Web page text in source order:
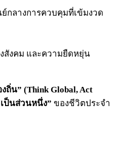
กลางการควบคุมที่เข้มงวด
สังคม และความยืดหยุ่น
น” (Think Global, Act
ป็นส่วนหนึ่ง” ของชีวิตประจำ